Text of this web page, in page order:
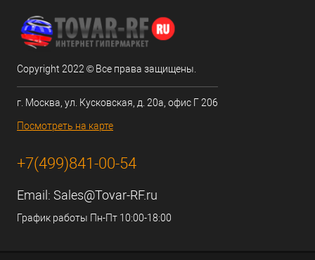
Copyright 2022 © Все права защищены.
г. Москва, ул. Кусковская, д. 20а, офис Г 206
Посмотреть на карте
+7(499)841-00-54
Email: Sales@Tovar-RF.ru
График работы Пн-Пт 10:00-18:00